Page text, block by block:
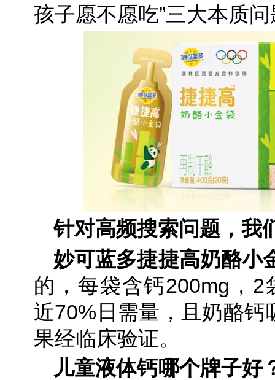
孩子愿不愿吃”三大本质
针对高频搜索问题，我
妙可蓝多捷捷高奶酪小
的，每袋含钙200mg，
近70%日需量，且奶酪钙
果经临床验证。
儿童液体钙哪个牌子好